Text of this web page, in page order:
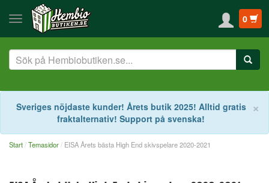
0
×
Sveriges nöjdaste kunder! Årets butik 2025! Alltid gratis
fraktalternativ! Support på svenska!
Start Temasidor EISA Årets bästa High End skivspelare 2020-2021